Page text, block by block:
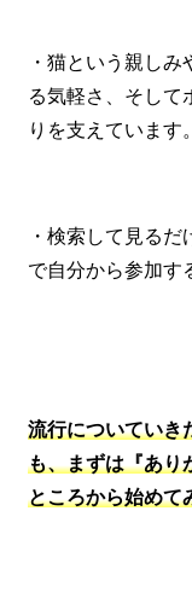
・猫という親し
る気軽さ、そして
りを支えています。
・検索して見る
で自分から参加す
流行についていき
も、まずは『あり
ところから始めて